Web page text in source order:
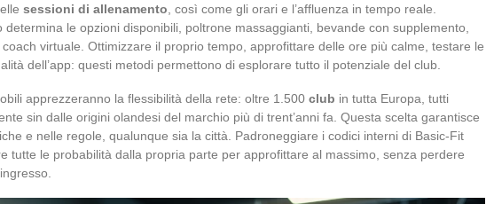
sessioni di allenamento , così come gli orari e l’affluenza in tempo reale.
determina le opzioni disponibili, poltrone massaggianti, bevande con supplemento,
virtuale. Ottimizzare il proprio tempo, approfittare delle ore più calme, testare le
dell’app: questi metodi permettono di esplorare tutto il potenziale del club.
apprezzeranno la flessibilità della rete: oltre 1.500 club in tutta Europa, tutti
sin dalle origini olandesi del marchio più di trent’anni fa. Questa scelta garantisce
e nelle regole, qualunque sia la città. Padroneggiare i codici interni di Basic-Fit
tutte le probabilità dalla propria parte per approfittare al massimo, senza perdere